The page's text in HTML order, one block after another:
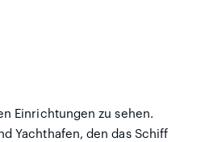
Einrichtungen zu sehen.
Yachthafen, den das Schiff